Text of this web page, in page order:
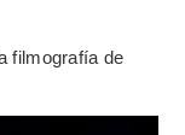
filmografía de